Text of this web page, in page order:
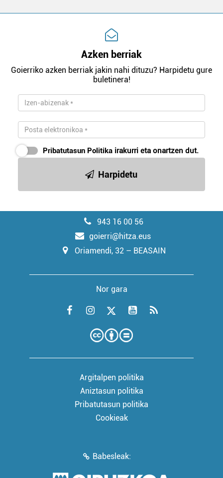
Azken berriak
Goierriko azken berriak jakin nahi dituzu? Harpidetu gure
buletinera!
Pribatutasun Politika irakurri eta onartzen dut.
Harpidetu
943 16 00 56
goierri@hitza.eus
Oriamendi, 32 – BEASAIN
Nor gara
Argitalpen politika
Aniztasun politika
Pribatutasun politika
Cookieak
Babesleak: